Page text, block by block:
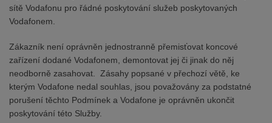
sítě Vodafonu pro řádné poskytování služeb poskytovaných
Vodafonem.
Zákazník není oprávněn jednostranně přemisťovat koncové
zařízení dodané Vodafonem, demontovat jej či jinak do něj
neodborně zasahovat. Zásahy popsané v přechozí větě, ke
kterým Vodafone nedal souhlas, jsou považovány za podstatné
porušení těchto Podmínek a Vodafone je oprávněn ukončit
poskytování této Služby.